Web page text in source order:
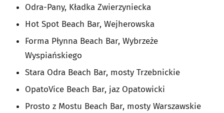
Odra-Pany, Kładka Zwierzyniecka
Hot Spot Beach Bar, Wejherowska
Forma Płynna Beach Bar, Wybrzeże
Wyspiańskiego
Stara Odra Beach Bar, mosty Trzebnickie
OpatoVice Beach Bar, jaz Opatowicki
Prosto z Mostu Beach Bar, mosty Warszawskie